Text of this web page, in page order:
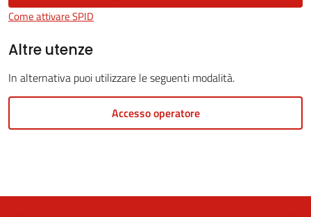
Servizi
line
Tutti
argomenti
Come attivare SPID
Altre utenze
In alternativa puoi utilizzare le seguenti modalità.
Accesso operatore